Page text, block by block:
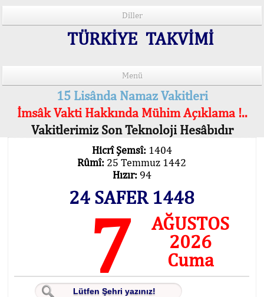
Diller
TÜRKİYE TAKVİMİ
Menü
15 Lisânda Namaz Vakitleri
İmsâk Vakti Hakkında Mühim Açıklama !..
Vakitlerimiz Son Teknoloji Hesâbıdır
Hicrî Şemsî: 1404
Rûmî: 25 Temmuz 1442
Hızır: 94
24 SAFER 1448
7
AĞUSTOS
2026
Cuma